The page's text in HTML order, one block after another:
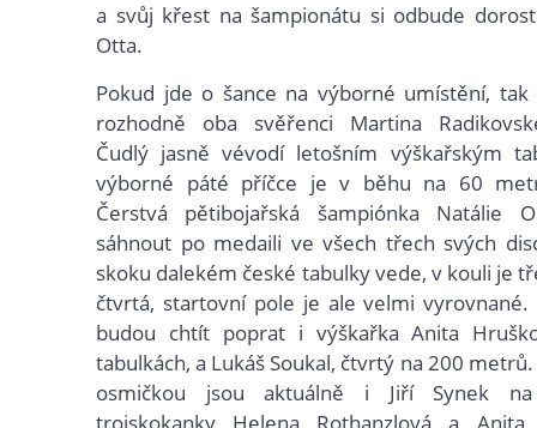
a svůj křest na šampionátu si odbude
Otta.
Pokud jde o šance na výborné umístění,
rozhodně oba svěřenci Martina
Čudlý jasně vévodí letošním výškařským
výborné páté příčce je v běhu na 60
Čerstvá pětibojařská šampiónka Natálie
sáhnout po medaili ve všech třech svých
skoku dalekém české tabulky vede, v kouli je
čtvrtá, startovní pole je ale velmi vyrovnané.
budou chtít poprat i výškařka Anita
tabulkách, a Lukáš Soukal, čtvrtý na 200
osmičkou jsou aktuálně i Jiří Synek